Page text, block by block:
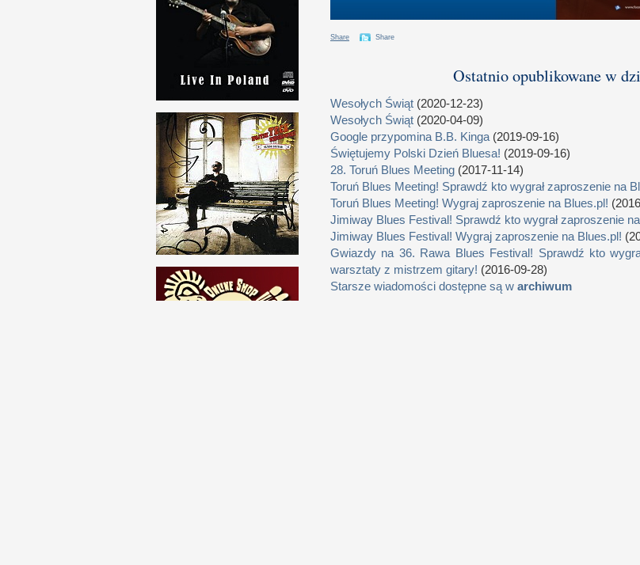
Share Share
Ostatnio opublikowane w
Wesołych Świąt (2020-12-23)
Wesołych Świąt (2020-04-09)
Google przypomina B.B. Kinga (2019-09-16)
Świętujemy Polski Dzień Bluesa! (2019-09-16)
28. Toruń Blues Meeting (2017-11-14)
Toruń Blues Meeting! Sprawdź kto wygrał zaproszenie na
Toruń Blues Meeting! Wygraj zaproszenie na Blues.pl!
Jimiway Blues Festival! Sprawdź kto wygrał zaproszenie
Jimiway Blues Festival! Wygraj zaproszenie na Blues.pl!
Gwiazdy na 36. Rawa Blues Festival! Sprawdź kto
warsztaty z mistrzem gitary! (2016-09-28)
Starsze wiadomości dostępne są w archiwum